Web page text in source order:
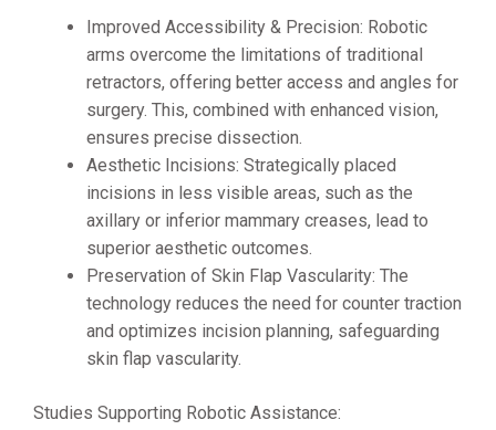
Improved Accessibility & Precision: Robotic
arms overcome the limitations of traditional
retractors, offering better access and angles for
surgery. This, combined with enhanced vision,
ensures precise dissection.
Aesthetic Incisions: Strategically placed
incisions in less visible areas, such as the
axillary or inferior mammary creases, lead to
superior aesthetic outcomes.
Preservation of Skin Flap Vascularity: The
technology reduces the need for counter traction
and optimizes incision planning, safeguarding
skin flap vascularity.
Studies Supporting Robotic Assistance: